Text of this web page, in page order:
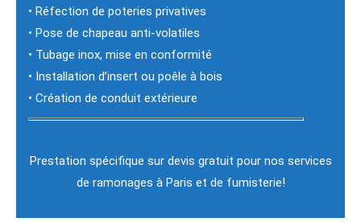
• Réfection de poteries privatives
• Pose de chapeau anti-volatiles
• Tubage inox, mise en conformité
• Installation d’insert ou poêle à bois
• Création de conduit extérieure
Prestation spécifique sur devis gratuit pour nos services
de ramonages à Paris et de fumisterie!